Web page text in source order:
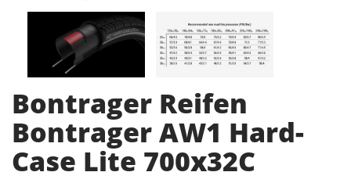
Bontrager Reifen
Bontrager AW1 Hard-
Case Lite 700x32C